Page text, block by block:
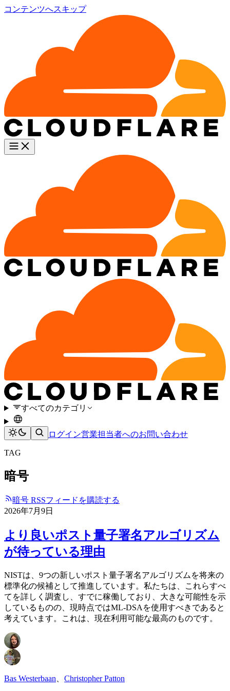
コンテンツへスキップ
すべてのカテゴリ
ログイン営業担当者へのお問い合わせ
TAG
暗号
暗号 RSSフィードを購読する
2026年7月9日
より良いポスト量子署名アルゴリズム
が待っている理由
NISTは、9つの新しいポスト量子署名アルゴリズムを将来の
標準化の候補として推進しています。私たちは、これらすべ
てを詳しく調査し、すでに稼働しており、大きな可能性を示
しているものの、現時点ではML-DSAを使用すべきであると
考えています。これは、現在利用可能な最高のものです。
Bas Westerbaan Christopher Patton